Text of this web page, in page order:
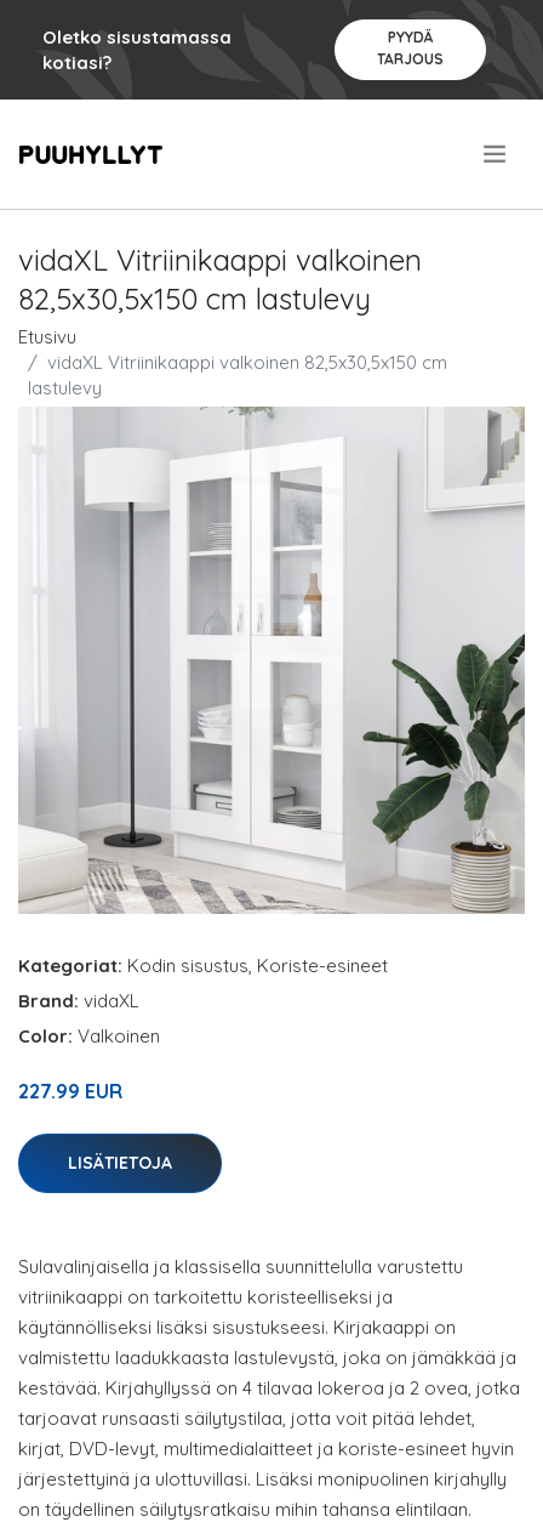
Oletko sisustamassa
kotiasi?
PYYDÄ
TARJOUS
vidaXL Vitriinikaappi valkoinen
82,5x30,5x150 cm lastulevy
Etusivu
vidaXL Vitriinikaappi valkoinen 82,5x30,5x150 cm
lastulevy
Kategoriat: Kodin sisustus, Koriste-esineet
Brand: vidaXL
Color: Valkoinen
227.99 EUR
LISÄTIETOJA
Sulavalinjaisella ja klassisella suunnittelulla varustettu
vitriinikaappi on tarkoitettu koristeelliseksi ja
käytännölliseksi lisäksi sisustukseesi. Kirjakaappi on
valmistettu laadukkaasta lastulevystä, joka on jämäkkää ja
kestävää. Kirjahyllyssä on 4 tilavaa lokeroa ja 2 ovea, jotka
tarjoavat runsaasti säilytystilaa, jotta voit pitää lehdet,
kirjat, DVD-levyt, multimedialaitteet ja koriste-esineet hyvin
järjestettyinä ja ulottuvillasi. Lisäksi monipuolinen kirjahylly
on täydellinen säilytysratkaisu mihin tahansa elintilaan.